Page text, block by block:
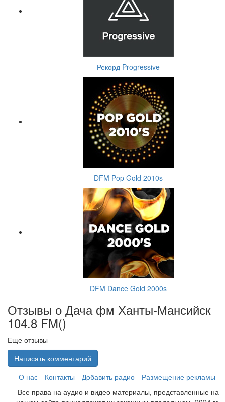
Рекорд Progressive
DFM Pop Gold 2010s
DFM Dance Gold 2000s
Отзывы о Дача фм Ханты-Мансийск
104.8 FM()
Еще отзывы
Написать комментарий
О нас
Контакты Добавить радио
Размещение рекламы
Все права на аудио и видео материалы, представленные на